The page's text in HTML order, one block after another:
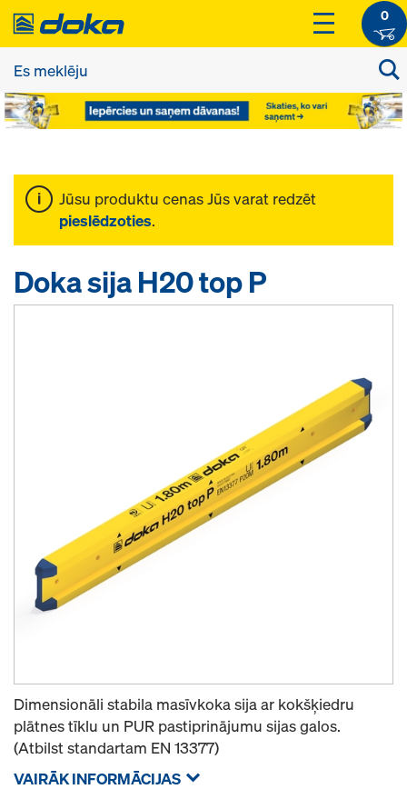
0
Jūsu produktu cenas Jūs varat redzēt
pieslēdzoties.
Doka sija H20 top P
Dimensionāli stabila masīvkoka sija ar kokšķiedru
plātnes tīklu un PUR pastiprinājumu sijas galos.
(Atbilst standartam EN 13377)
VAIRĀK INFORMĀCIJAS